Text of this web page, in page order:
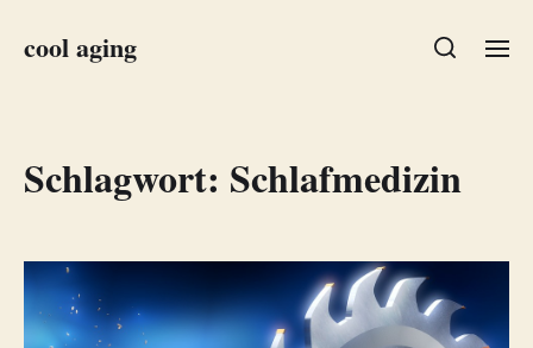
cool aging
Schlagwort: Schlafmedizin